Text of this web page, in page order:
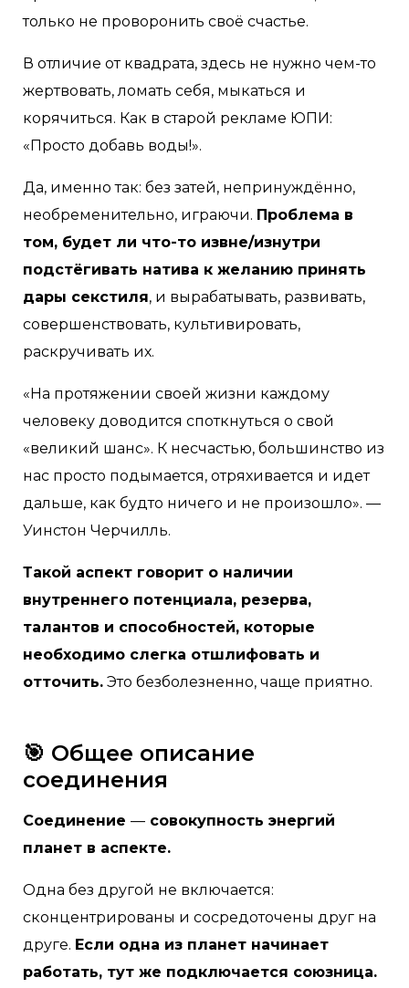
только не проворонить своё счастье.
В отличие от квадрата, здесь не нужно чем-то
жертвовать, ломать себя, мыкаться и
корячиться. Как в старой рекламе ЮПИ:
«Просто добавь воды!».
Да, именно так: без затей, непринуждённо,
необременительно, играючи. Проблема в
том, будет ли что-то извне/изнутри
подстёгивать натива к желанию принять
дары секстиля, и вырабатывать, развивать,
совершенствовать, культивировать,
раскручивать их.
«На протяжении своей жизни каждому
человеку доводится споткнуться о свой
«великий шанс». К несчастью, большинство из
нас просто подымается, отряхивается и идет
дальше, как будто ничего и не произошло». —
Уинстон Черчилль.
Такой аспект говорит о наличии
внутреннего потенциала, резерва,
талантов и способностей, которые
необходимо слегка отшлифовать и
отточить. Это безболезненно, чаще приятно.
🎯 Общее описание
соединения
Соединение — совокупность энергий
планет в аспекте.
Одна без другой не включается:
сконцентрированы и сосредоточены друг на
друге. Если одна из планет начинает
работать, тут же подключается союзница.